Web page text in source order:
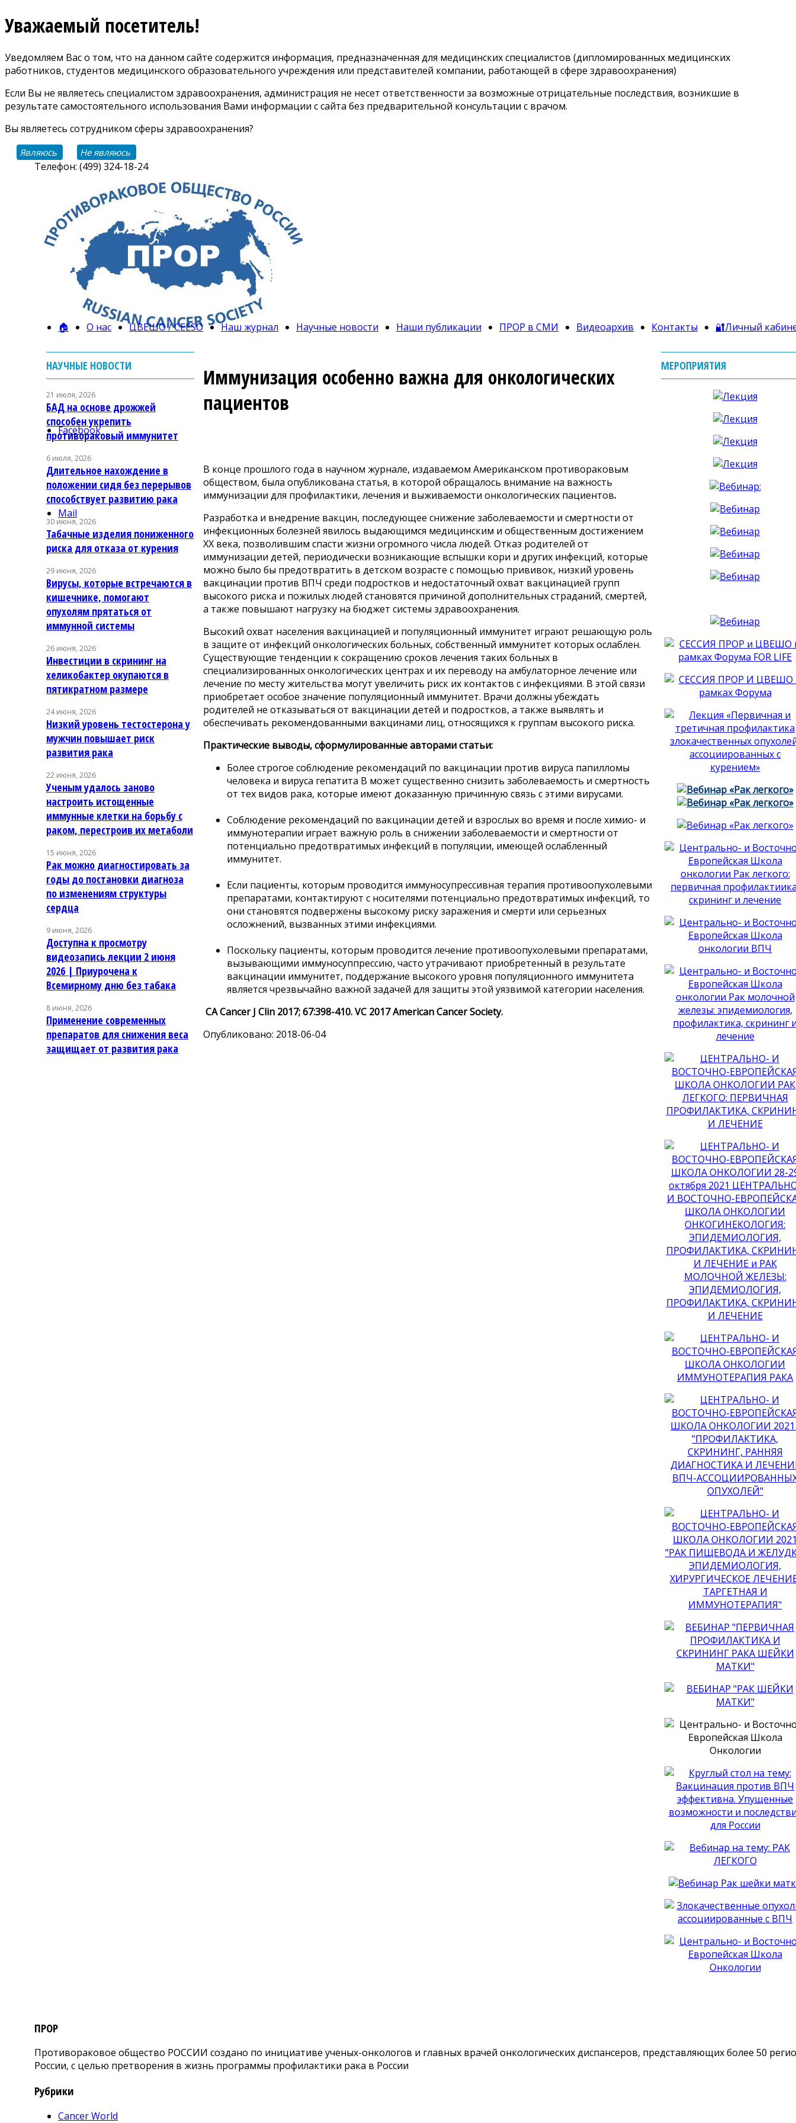
Уважаемый посетитель!
Уведомляем Вас о том, что на данном сайте содержится информация, предназначенная для медицинских специалистов (дипломированных медицинских
работников, студентов медицинского образовательного учреждения или представителей компании, работающей в сфере здравоохранения)
Если Вы не являетесь специалистом здравоохранения, администрация не несет ответственности за возможные отрицательные последствия, возникшие в
результате самостоятельного использования Вами информации с сайта без предварительной консультации с врачом.
Вы являетесь сотрудником сферы здравоохранения?
Являюсь Не являюсь
Телефон: (499) 324-18-24
Facebook
Mail
🏠 О нас ЦВЕШО / CEESO Наш журнал Научные новости Наши публикации ПРОР в СМИ Видеоархив Контакты 🔐Личный
Иммунизация особенно важна для онкологических
пациентов
В конце прошлого года в научном журнале, издаваемом Американском противораковым
обществом, была опубликована статья, в которой обращалось внимание на важность
иммунизации для профилактики, лечения и выживаемости онкологических пациентов.
Разработка и внедрение вакцин, последующее снижение заболеваемости и смертности от
инфекционных болезней явилось выдающимся медицинским и общественным достижением
XX века, позволившим спасти жизни огромного числа людей. Отказ родителей от
иммунизации детей, периодически возникающие вспышки кори и других инфекций, которые
можно было бы предотвратить в детском возрасте с помощью прививок, низкий уровень
вакцинации против ВПЧ среди подростков и недостаточный охват вакцинацией групп
высокого риска и пожилых людей становятся причиной дополнительных страданий, смертей,
а также повышают нагрузку на бюджет системы здравоохранения.
Высокий охват населения вакцинацией и популяционный иммунитет играют решающую роль
в защите от инфекций онкологических больных, собственный иммунитет которых ослаблен.
Существующие тенденции к сокращению сроков лечения таких больных в
специализированных онкологических центрах и их переводу на амбулаторное лечение или
лечение по месту жительства могут увеличить риск их контактов с инфекциями. В этой связи
приобретает особое значение популяционный иммунитет. Врачи должны убеждать
родителей не отказываться от вакцинации детей и подростков, а также выявлять и
обеспечивать рекомендованными вакцинами лиц, относящихся к группам высокого риска.
Практические выводы, сформулированные авторами статьи:
Более строгое соблюдение рекомендаций по вакцинации против вируса папилломы
человека и вируса гепатита В может существенно снизить заболеваемость и смертность
от тех видов рака, которые имеют доказанную причинную связь с этими вирусами.
Соблюдение рекомендаций по вакцинации детей и взрослых во время и после химио- и
иммунотерапии играет важную роль в снижении заболеваемости и смертности от
потенциально предотвратимых инфекций в популяции, имеющей ослабленный
иммунитет.
Если пациенты, которым проводится иммуносупрессивная терапия противоопухолевыми
препаратами, контактируют с носителями потенциально предотвратимых инфекций, то
они становятся подвержены высокому риску заражения и смерти или серьезных
осложнений, вызванных этими инфекциями.
Поскольку пациенты, которым проводится лечение противоопухолевыми препаратами,
вызывающими иммуносуппрессию, часто утрачивают приобретенный в результате
вакцинации иммунитет, поддержание высокого уровня популяционного иммунитета
является чрезвычайно важной задачей для защиты этой уязвимой категории населения.
CA Cancer J Clin 2017;67:398-410. VC 2017 American Cancer Society.
Опубликовано: 2018-06-04
НАУЧНЫЕ НОВОСТИ
21 июля, 2026
БАД на основе дрожжей
способен укрепить
противораковый иммунитет
6 июля, 2026
Длительное нахождение в
положении сидя без перерывов
способствует развитию рака
30 июня, 2026
Табачные изделия пониженного
риска для отказа от курения
29 июня, 2026
Вирусы, которые встречаются в
кишечнике, помогают
опухолям прятаться от
иммунной системы
26 июня, 2026
Инвестиции в скрининг на
хеликобактер окупаются в
пятикратном размере
24 июня, 2026
Низкий уровень тестостерона у
мужчин повышает риск
развития рака
22 июня, 2026
Ученым удалось заново
настроить истощенные
иммунные клетки на борьбу с
раком, перестроив их метаболи
15 июня, 2026
Рак можно диагностировать за
годы до постановки диагноза
по изменениям структуры
сердца
9 июня, 2026
Доступна к просмотру
видеозапись лекции 2 июня
2026 | Приурочена к
Всемирному дню без табака
8 июня, 2026
Применение современных
препаратов для снижения веса
защищает от развития рака
МЕРОПРИЯТИЯ
ПРОР
Противораковое общество РОССИИ создано по инициативе ученых-онкологов и главных врачей онкологических диспансеров, представляющих более 50
России, с целью претворения в жизнь программы профилактики рака в России
Рубрики
Cancer World